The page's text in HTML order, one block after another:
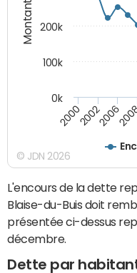
200020022006
0k
100k
200k
© JDN 2026
L'encours de la dette
Blaise-du-Buis doit
présentée ci-dessus
décembre.
Dette par